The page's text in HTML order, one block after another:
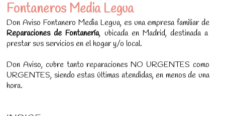
Fontaneros Media Legua
Don Aviso Fontanero Media Legua, es una empresa familiar de
Reparaciones de Fontanería, ubicada en Madrid, destinada a
prestar sus servicios en el hogar y/o local.
Don Aviso, cubre tanto reparaciones NO URGENTES como
URGENTES, siendo estas últimas atendidas, en menos de una
hora.